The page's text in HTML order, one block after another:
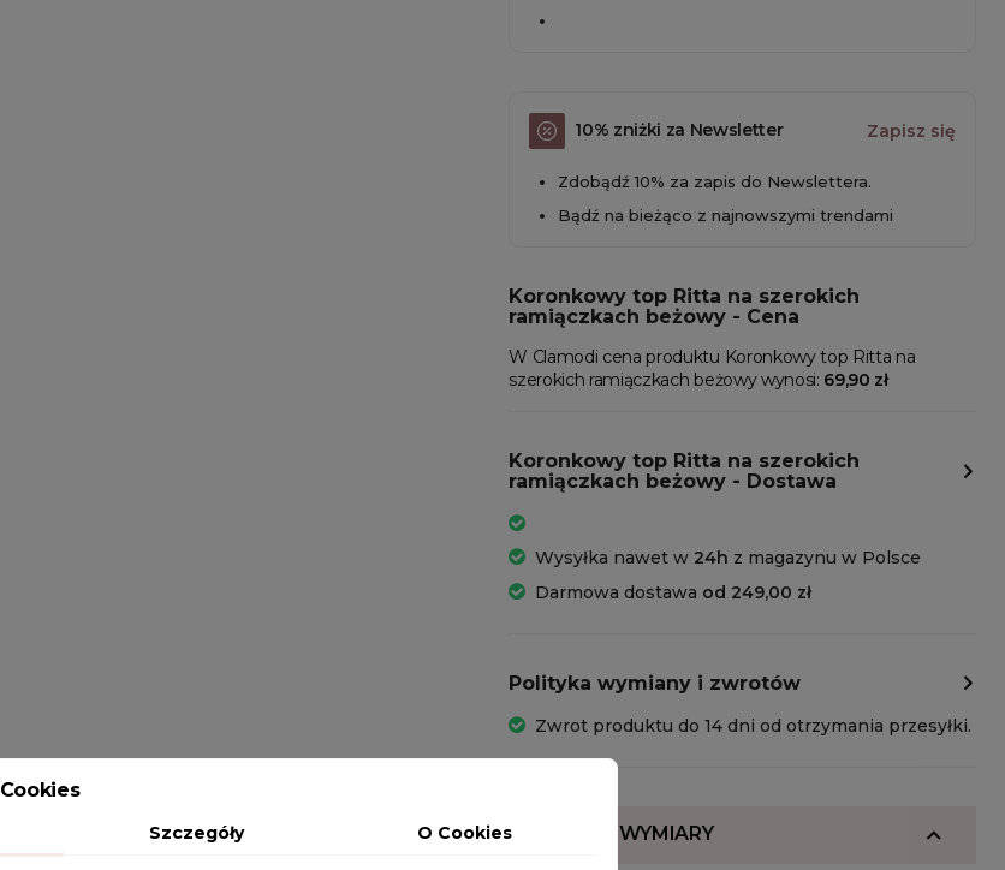
10% zniżki za Newsletter Zapisz się
Zdobądź 10% za zapis do Newslettera.
Bądź na bieżąco z najnowszymi trendami
Koronkowy top Ritta na szerokich
ramiączkach beżowy - Cena
W Clamodi cena produktu Koronkowy top Ritta na
szerokich ramiączkach beżowy wynosi: 69,90 zł
Koronkowy top Ritta na szerokich
ramiączkach beżowy - Dostawa
Wysyłka nawet w 24h z magazynu w Polsce
Darmowa dostawa od 249,00 zł
Polityka wymiany i zwrotów
Zwrot produktu do 14 dni od otrzymania przesyłki.
SKŁAD I WYMIARY
Cookies
Szczegóły O Cookies